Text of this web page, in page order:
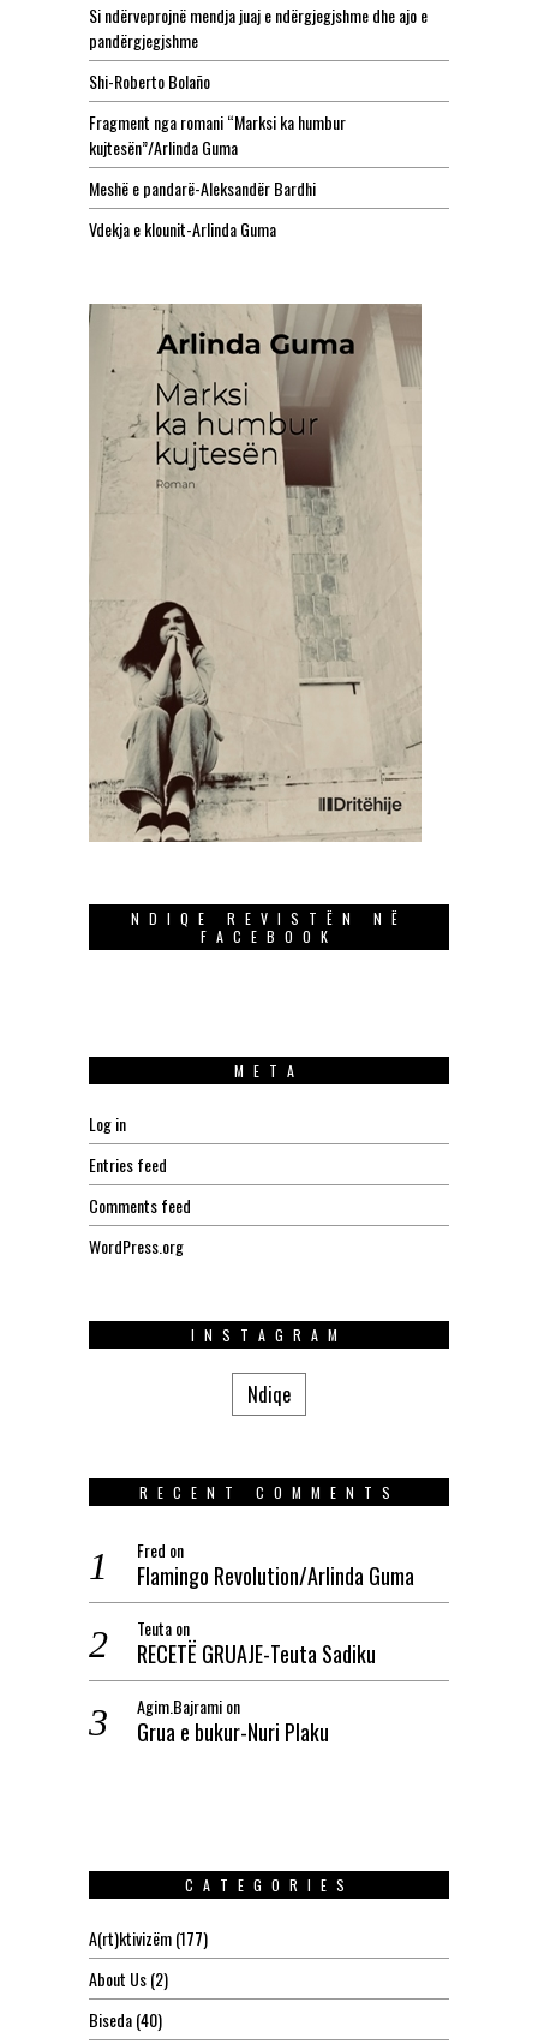
Si ndërveprojnë mendja juaj e ndërgjegjshme dhe ajo e
pandërgjegjshme
Shi-Roberto Bolaño
Fragment nga romani “Marksi ka humbur
kujtesën”/Arlinda Guma
Meshë e pandarë-Aleksandër Bardhi
Vdekja e klounit-Arlinda Guma
NDIQE REVISTËN NË
FACEBOOK
META
Log in
Entries feed
Comments feed
WordPress.org
INSTAGRAM
Ndiqe
RECENT COMMENTS
Fred on
Flamingo Revolution/Arlinda Guma
Teutaon
RECETË GRUAJE-Teuta Sadiku
Agim.Bajramion
Grua e bukur-Nuri Plaku
CATEGORIES
A(rt)ktivizëm(177)
About Us(2)
Biseda(40)